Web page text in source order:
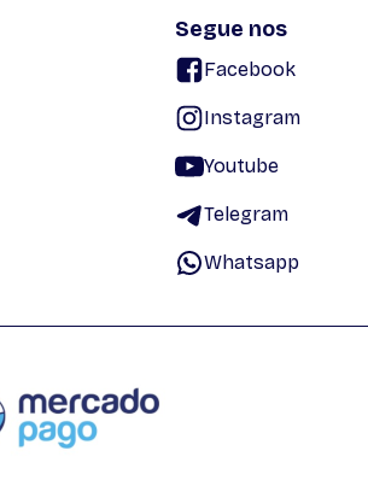
Segue nos
Facebook
Instagram
Youtube
Telegram
Whatsapp